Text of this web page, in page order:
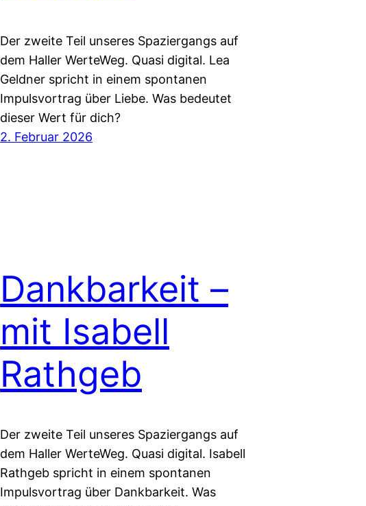
Der zweite Teil unseres Spaziergangs auf
dem Haller WerteWeg. Quasi digital. Lea
Geldner spricht in einem spontanen
Impulsvortrag über Liebe. Was bedeutet
dieser Wert für dich?
2. Februar 2026
Dankbarkeit –
mit Isabell
Rathgeb
Der zweite Teil unseres Spaziergangs auf
dem Haller WerteWeg. Quasi digital. Isabell
Rathgeb spricht in einem spontanen
Impulsvortrag über Dankbarkeit. Was